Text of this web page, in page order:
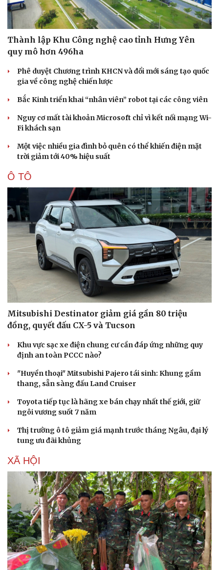
Cây thuốc
Sản phụ khoa
Nhi khoa
Nam khoa
Làm đẹp - giảm cân
Phòng mạch online
Ăn sạch sống khỏe
Blog
Tình yêu - Gia đình
Thành lập Khu Công nghệ cao tỉnh Hưng Yên
quy mô hơn 496ha
Phê duyệt Chương trình KHCN và đổi mới sáng tạo quốc
gia về công nghệ chiến lược
Bắc Kinh triển khai “nhân viên” robot tại các công viên
Nguy cơ mất tài khoản Microsoft chỉ vì kết nối mạng Wi-
Fi khách sạn
Một việc nhiều gia đình bỏ quên có thể khiến điện mặt
trời giảm tới 40% hiệu suất
Ô TÔ
Mitsubishi Destinator giảm giá gần 80 triệu
đồng, quyết đấu CX-5 và Tucson
Khu vực sạc xe điện chung cư cần đáp ứng những quy
định an toàn PCCC nào?
"Huyền thoại" Mitsubishi Pajero tái sinh: Khung gầm
thang, sẵn sàng đấu Land Cruiser
Toyota tiếp tục là hãng xe bán chạy nhất thế giới, giữ
ngôi vương suốt 7 năm
Thị trường ô tô giảm giá mạnh trước tháng Ngâu, đại lý
tung ưu đãi khủng
XÃ HỘI